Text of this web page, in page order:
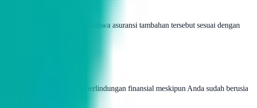
asuransi rumah. Pastikan bahwa asuransi tambahan tersebut sesuai dengan
dapat memberikan perlindungan finansial meskipun Anda sudah berusia